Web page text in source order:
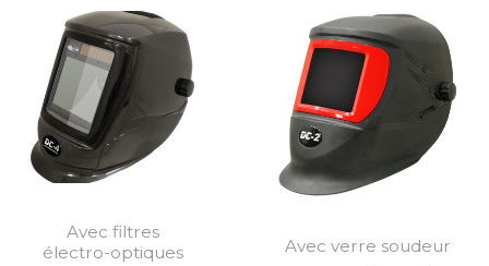
Avec filtres
électro-optiques
Avec verre soudeur